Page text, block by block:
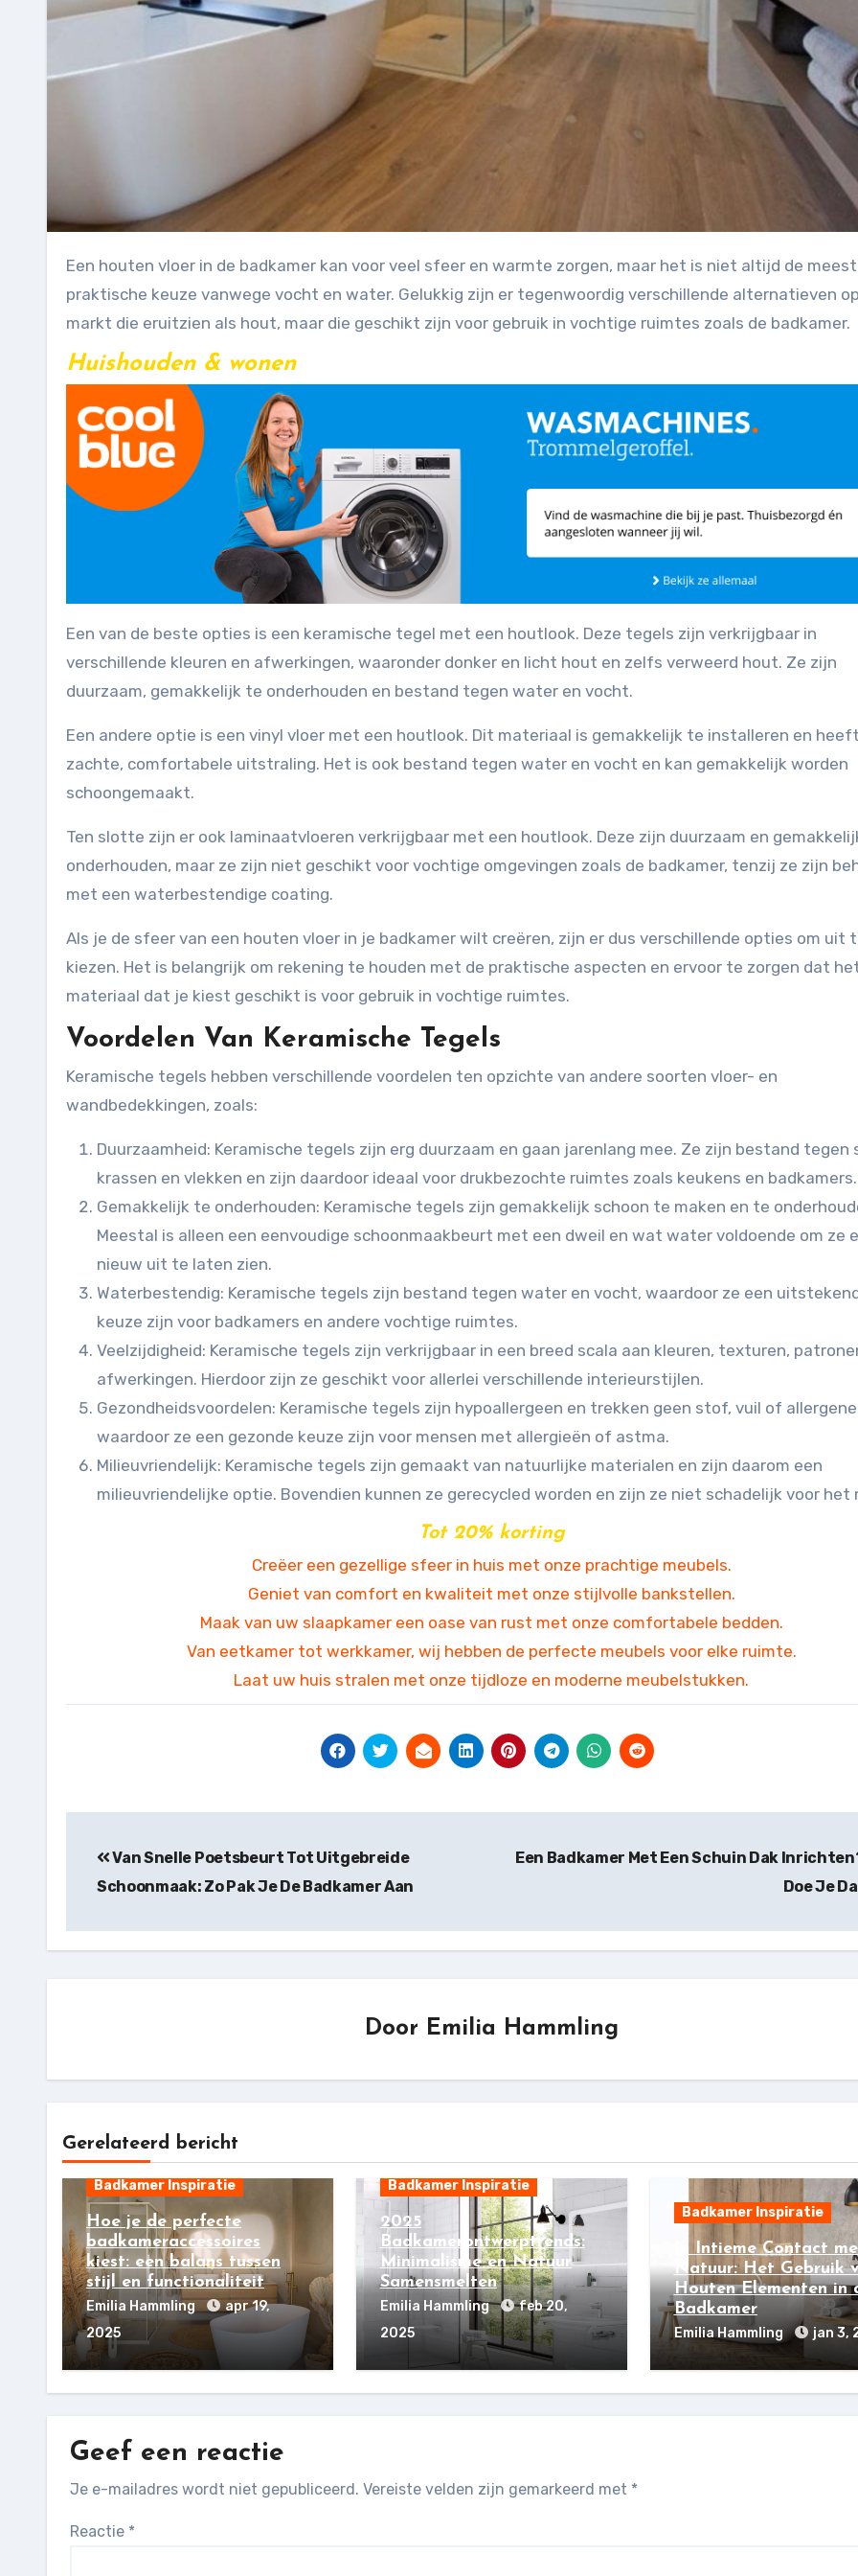
Een houten vloer in de badkamer kan voor veel sfeer en warmte zorgen, maar het is niet altijd de meest
praktische keuze vanwege vocht en water. Gelukkig zijn er tegenwoordig verschillende alternatieven
markt die eruitzien als hout, maar die geschikt zijn voor gebruik in vochtige ruimtes zoals de badkamer.
Huishouden & wonen
Een van de beste opties is een keramische tegel met een houtlook. Deze tegels zijn verkrijgbaar in
verschillende kleuren en afwerkingen, waaronder donker en licht hout en zelfs verweerd hout. Ze zijn
duurzaam, gemakkelijk te onderhouden en bestand tegen water en vocht.
Een andere optie is een vinyl vloer met een houtlook. Dit materiaal is gemakkelijk te installeren en
zachte, comfortabele uitstraling. Het is ook bestand tegen water en vocht en kan gemakkelijk worden
schoongemaakt.
Ten slotte zijn er ook laminaatvloeren verkrijgbaar met een houtlook. Deze zijn duurzaam en
onderhouden, maar ze zijn niet geschikt voor vochtige omgevingen zoals de badkamer, tenzij ze zijn
met een waterbestendige coating.
Als je de sfeer van een houten vloer in je badkamer wilt creëren, zijn er dus verschillende opties om uit
kiezen. Het is belangrijk om rekening te houden met de praktische aspecten en ervoor te zorgen dat
materiaal dat je kiest geschikt is voor gebruik in vochtige ruimtes.
Voordelen Van Keramische Tegels
Keramische tegels hebben verschillende voordelen ten opzichte van andere soorten vloer- en
wandbedekkingen, zoals:
Duurzaamheid: Keramische tegels zijn erg duurzaam en gaan jarenlang mee. Ze zijn bestand tegen
krassen en vlekken en zijn daardoor ideaal voor drukbezochte ruimtes zoals keukens en badkamers.
Gemakkelijk te onderhouden: Keramische tegels zijn gemakkelijk schoon te maken en te
Meestal is alleen een eenvoudige schoonmaakbeurt met een dweil en wat water voldoende om ze
nieuw uit te laten zien.
Waterbestendig: Keramische tegels zijn bestand tegen water en vocht, waardoor ze een
keuze zijn voor badkamers en andere vochtige ruimtes.
Veelzijdigheid: Keramische tegels zijn verkrijgbaar in een breed scala aan kleuren, texturen,
afwerkingen. Hierdoor zijn ze geschikt voor allerlei verschillende interieurstijlen.
Gezondheidsvoordelen: Keramische tegels zijn hypoallergeen en trekken geen stof, vuil of
waardoor ze een gezonde keuze zijn voor mensen met allergieën of astma.
Milieuvriendelijk: Keramische tegels zijn gemaakt van natuurlijke materialen en zijn daarom een
milieuvriendelijke optie. Bovendien kunnen ze gerecycled worden en zijn ze niet schadelijk voor het
Tot 20% korting
Creëer een gezellige sfeer in huis met onze prachtige meubels.
Geniet van comfort en kwaliteit met onze stijlvolle bankstellen.
Maak van uw slaapkamer een oase van rust met onze comfortabele bedden.
Van eetkamer tot werkkamer, wij hebben de perfecte meubels voor elke ruimte.
Laat uw huis stralen met onze tijdloze en moderne meubelstukken.
navigatie
Van Snelle Poetsbeurt Tot Uitgebreide
Schoonmaak: Zo Pak Je De Badkamer Aan
Een Badkamer Met Een Schuin Dak
Doe Je
Door Emilia Hammling
Gerelateerd bericht
Badkamer Inspiratie
Hoe je de perfecte
badkameraccessoires
kiest: een balans tussen
stijl en functionaliteit
Emilia Hammling
apr 19,
2025
Badkamer Inspiratie
2025
Badkamerontwerptrends:
Minimalisme en Natuur
Samensmelten
Emilia Hammling
feb 20,
2025
Badkamer Inspiratie
In Intieme Contact
Natuur: Het Gebruik
Houten Elementen in
Badkamer
Emilia Hammling jan 3,
Geef een reactie
Je e-mailadres wordt niet gepubliceerd. Vereiste velden zijn gemarkeerd met *
Reactie *